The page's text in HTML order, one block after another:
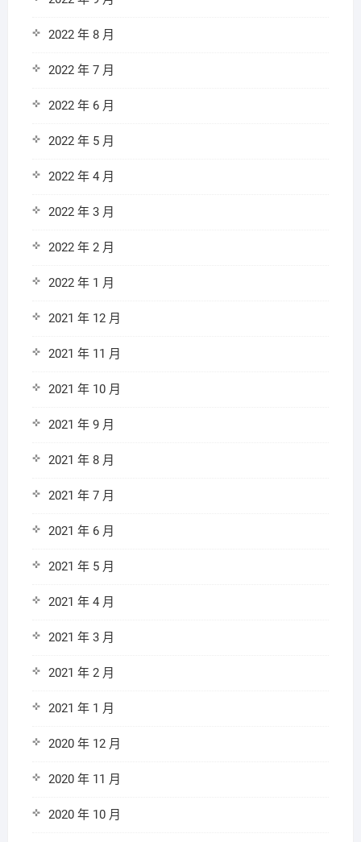
2022 年 8 月
2022 年 7 月
2022 年 6 月
2022 年 5 月
2022 年 4 月
2022 年 3 月
2022 年 2 月
2022 年 1 月
2021 年 12 月
2021 年 11 月
2021 年 10 月
2021 年 9 月
2021 年 8 月
2021 年 7 月
2021 年 6 月
2021 年 5 月
2021 年 4 月
2021 年 3 月
2021 年 2 月
2021 年 1 月
2020 年 12 月
2020 年 11 月
2020 年 10 月